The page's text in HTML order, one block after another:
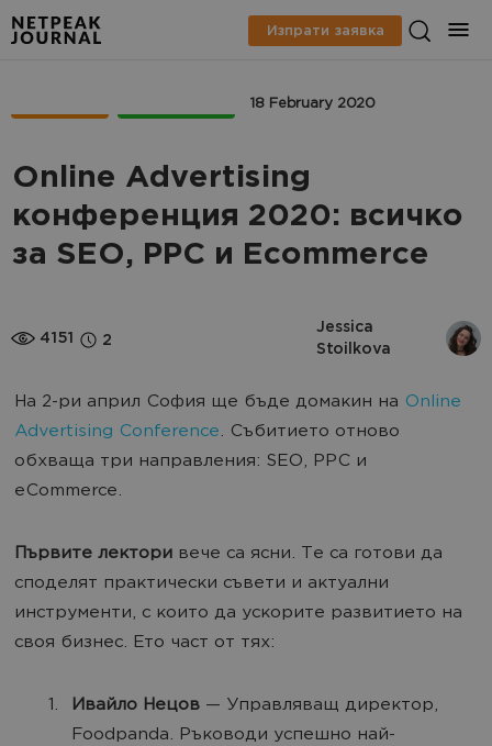
Изпрати заявка
18 February 2020
Online Advertising
конференция 2020: всичко
за SEO, PPC и Ecommerce
4151 2
Jessica
Stoilkova
На 2-ри април София ще бъде домакин на Online
Advertising Conference. Събитието отново
обхваща три направления: SEO, PPC и
eCommerce.
Първите лектори вече са ясни. Те са готови да
споделят практически съвети и актуални
инструменти, с които да ускорите развитието на
своя бизнес. Ето част от тях:
Ивайло Нецов — Управляващ директор,
Foodpanda. Ръководи успешно най-